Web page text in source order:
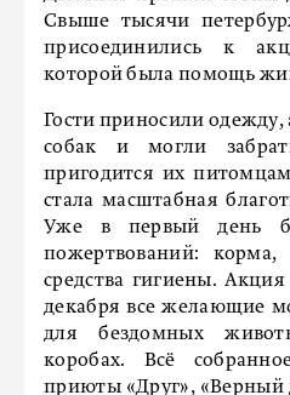
Свыше тысячи
присоединились к
которой была помощь
Гости приносили одежду,
собак и могли
пригодится их
стала масштабная
Уже в первый день
пожертвований:
средства гигиены.
декабря все желающие
для бездомных
коробах. Всё
приюты «Друг», «Верный